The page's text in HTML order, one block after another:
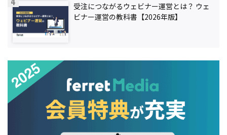
受注につながるウェビナー運営とは？ ウェ
ビナー運営の教科書【2026年版】